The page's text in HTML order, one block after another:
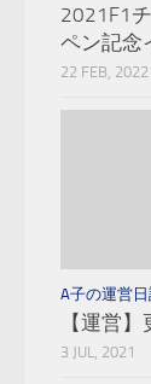
2021F1
ペン記念
22 FEB, 2022
A子の運営
【運営
3 JUL, 2021